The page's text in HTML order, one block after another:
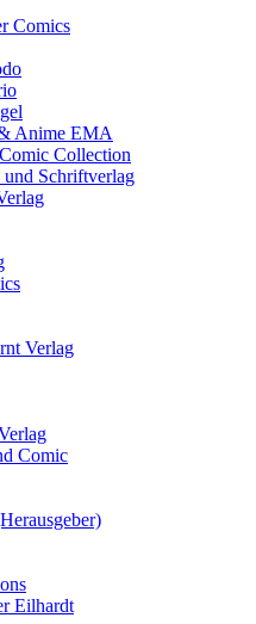
Comics
Anime EMA
Collection
Schriftverlag
Verlag
Comic
Eilhardt